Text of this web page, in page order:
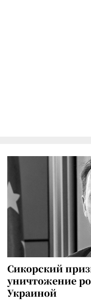
Сикорский
уничтожение
Украиной